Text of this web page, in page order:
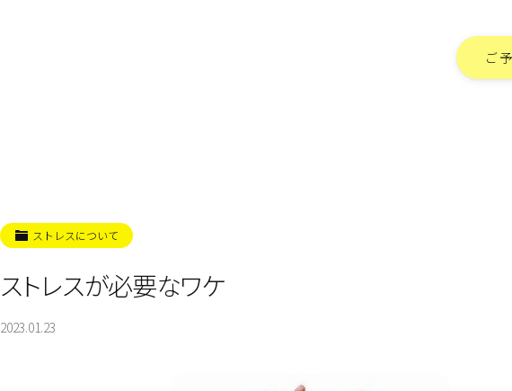
ご
ストレスについて
ストレスが必要なワケ
2023.01.23